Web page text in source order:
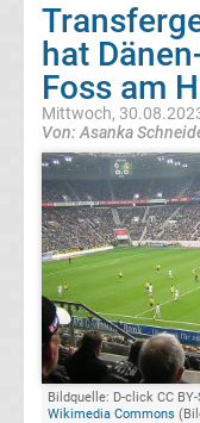
Heidenheim
1846
Transfergerüchte
1.
FC
Kaiserslautern
Transfergerüchte
hat
Foss am
Mittwoch,
Von: Asanka
Bildquelle: D-click CC
Wikimedia Commons